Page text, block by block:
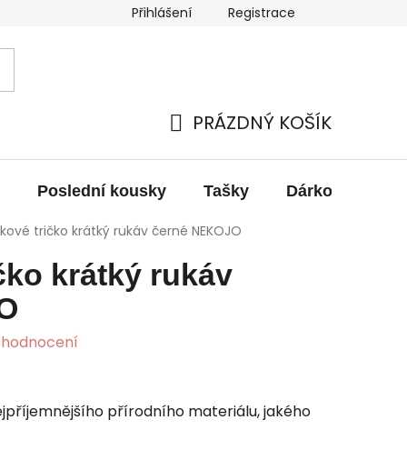
Výměna, vrácení a reklamace zboží
Přihlášení Registrace
KOŠÍK
PRÁZDNÝ KOŠÍK
Poslední kousky Tašky Dárkové
tričko krátký rukáv černé NEKOJO
krátký rukáv
přírodního materiálu, jakého